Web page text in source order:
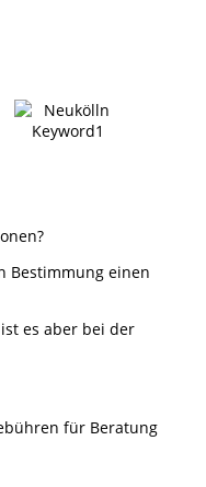
Bestimmung einen
es aber bei der
für Beratung